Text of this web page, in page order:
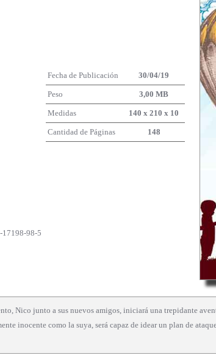
Fecha de Publicación 30/04/19
Peso 3,00 MB
Medidas 140 x 210 x 10
Cantidad de Páginas 148
17198-98-5
Nico junto a sus nuevos amigos, iniciará una trepidante
inocente como la suya, será capaz de idear un plan de